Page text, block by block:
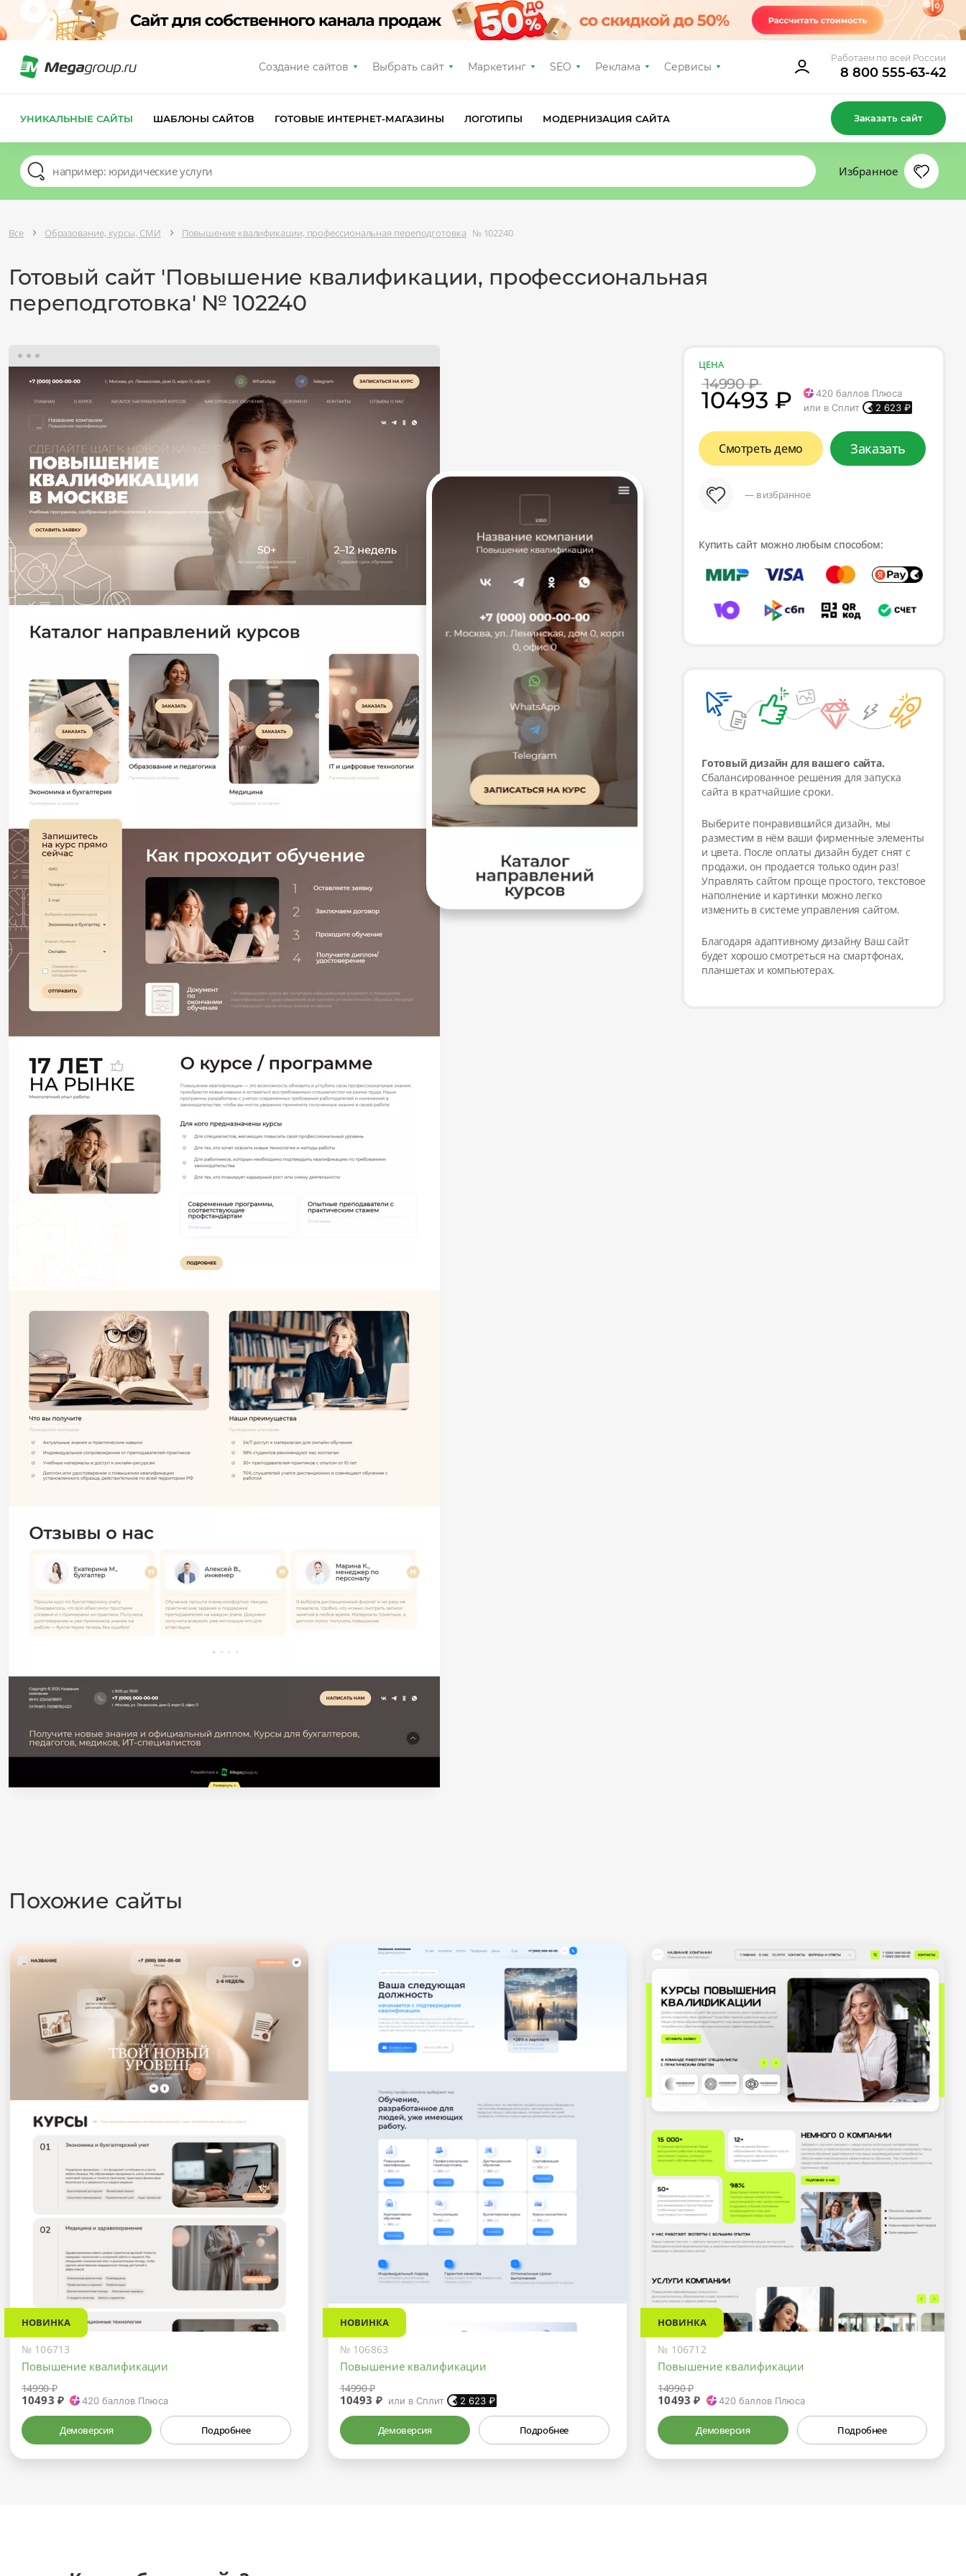
Создание сайтов Выбрать сайт Маркетинг SEO Реклама Сервисы
Работаем по всей России
8 800 555-63-42
УНИКАЛЬНЫЕ САЙТЫ ШАБЛОНЫ САЙТОВ ГОТОВЫЕ ИНТЕРНЕТ-МАГАЗИНЫ ЛОГОТИПЫ МОДЕРНИЗАЦИЯ САЙТА Заказать сайт
Избранное
Все Образование, курсы, СМИ Повышение квалификации, профессиональная переподготовка № 102240
Готовый сайт 'Повышение квалификации, профессиональная
переподготовка' № 102240
ЦЕНА
14990 ₽
10493 ₽ 420 баллов Плюса
или в Сплит
2 623 ₽
Смотреть демо Заказать
— в избранное
Купить сайт можно любым способом:
Готовый дизайн для вашего сайта.
Сбалансированное решения для запуска
сайта в кратчайшие сроки.
Выберите понравившийся дизайн, мы
разместим в нём ваши фирменные элементы
и цвета. После оплаты дизайн будет снят с
продажи, он продается только один раз!
Управлять сайтом проще простого, текстовое
наполнение и картинки можно легко
изменить в системе управления сайтом.
Благодаря адаптивному дизайну Ваш сайт
будет хорошо смотреться на смартфонах,
планшетах и компьютерах.
Похожие сайты
НОВИНКА
№ 106713
Повышение квалификации
14990 ₽
10493 ₽ 420 баллов Плюса
Демоверсия Подробнее
НОВИНКА
№ 106863
Повышение квалификации
14990 ₽
10493 ₽ или в Сплит 2 623₽
Демоверсия Подробнее
НОВИНКА
№ 106712
Повышение квалификации
14990 ₽
10493 ₽ 420баллов Плюса
Демоверсия Подробнее